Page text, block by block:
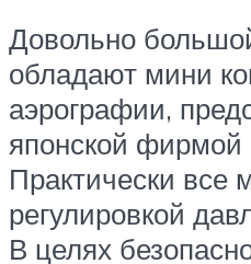
Довольно
обладают мини
аэрографии,
японской
Практически все
регулировкой
В целях